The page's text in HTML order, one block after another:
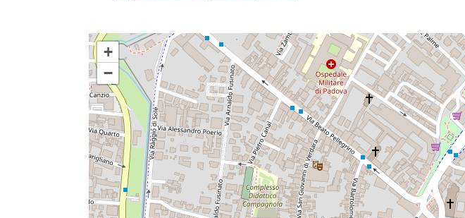
+
−